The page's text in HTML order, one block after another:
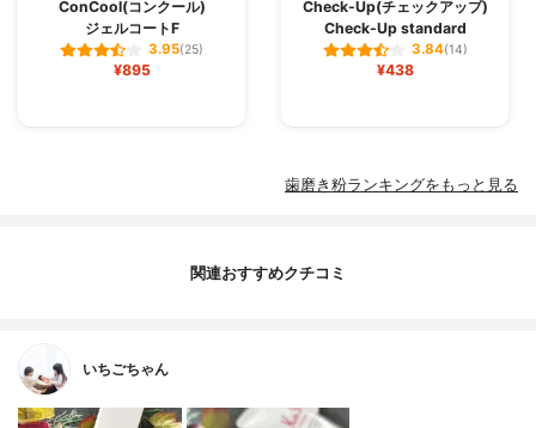
ConCool(コンクール)
ジェルコートF
3.95(25)
¥895
Check-Up(チェックアップ)
Check-Up standard
3.84(14)
¥438
歯磨き粉ランキングをもっと見る
関連おすすめクチコミ
いちごちゃん